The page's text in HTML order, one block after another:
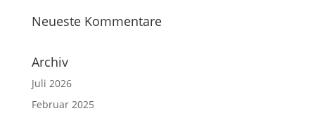
Neueste Kommentare
Archiv
Juli 2026
Februar 2025